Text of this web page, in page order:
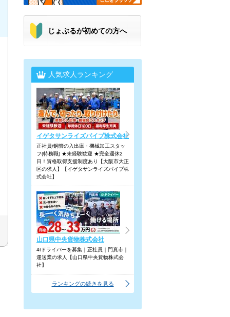
じょぶるが初めての方へ
人気求人ランキング
イゲタサンライズパイプ株式会社
正社員/鋼管の入出庫・機械加工スタッ
フ(特務職) ★未経験歓迎 ★完全週休2
日！資格取得支援制度あり【大阪市大正
区の求人】【イゲタサンライズパイプ株
式会社】
山口県中央貨物株式会社
4tドライバーを募集｜正社員｜門真市｜
運送業の求人【山口県中央貨物株式会
社】
ランキングの続きを見る